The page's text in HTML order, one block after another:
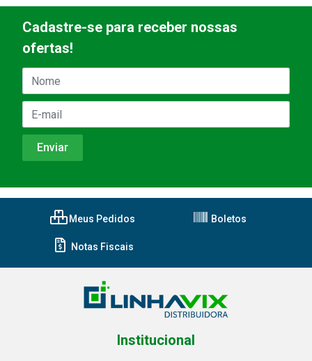
Cadastre-se para receber nossas
ofertas!
Meus Pedidos Boletos
Notas Fiscais
Institucional